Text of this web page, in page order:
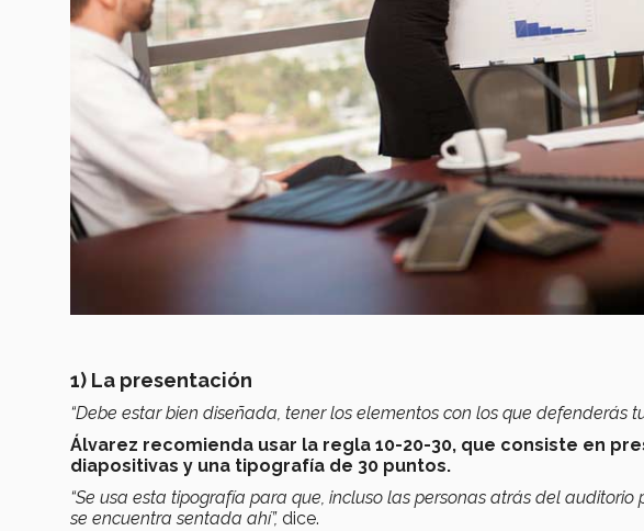
1) La presentación
“Debe estar bien diseñada, tener los elementos con los que defenderás
Álvarez recomienda usar la regla 10-20-30, que consiste en
diapositivas y una tipografía de 30 puntos.
“Se usa esta tipografía para que, incluso las personas atrás del
se encuentra sentada ahí”, dice.